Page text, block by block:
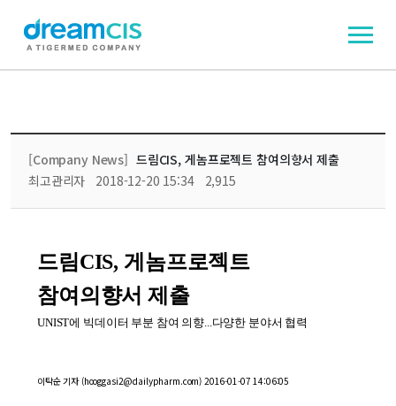
[Company News] 드림CIS, 게놈프로젝트 참여의향서 제출
최고관리자
2018-12-20 15:34 2,915
드림CIS, 게놈프로젝트
참여의향서 제출
UNIST에 빅데이터 부분 참여 의향...다양한 분야서 협력
이탁순 기자 (hooggasi2@dailypharm.com) 2016-01-07 14:06:05